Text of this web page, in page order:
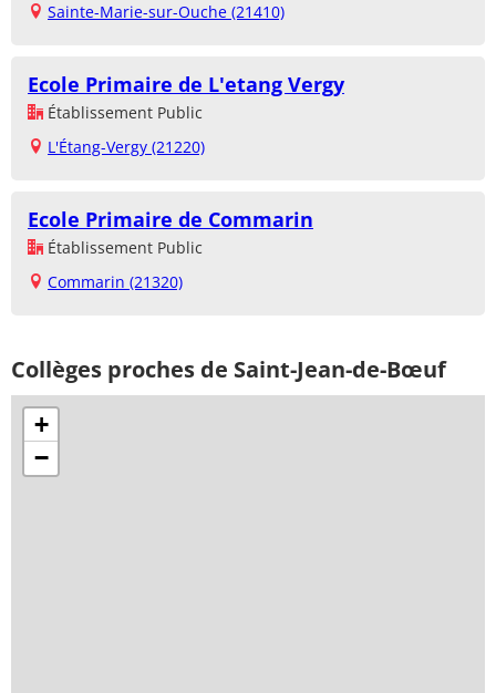
Sainte-Marie-sur-Ouche (21410)
Ecole Primaire de L'etang Vergy
Établissement Public
L'Étang-Vergy (21220)
Ecole Primaire de Commarin
Établissement Public
Commarin (21320)
Collèges proches de Saint-Jean-de-Bœuf
+
−